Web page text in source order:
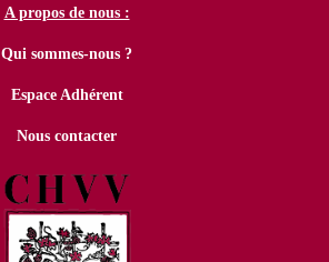
A propos de nous :
Qui sommes-nous ?
Espace Adhérent
Nous contacter